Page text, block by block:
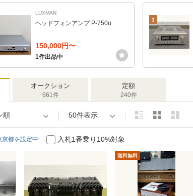
LUXMAN
ヘッドフォンアンプ P-750u
150,000円〜
1件出品中
3
オークション
661件
定額
240件
順 50件表示
京都を設定中 入札1番乗り10%対象
送料無料